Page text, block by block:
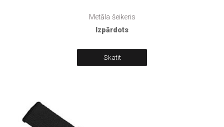
Metāla šeikeris
Izpārdots
Skatīt